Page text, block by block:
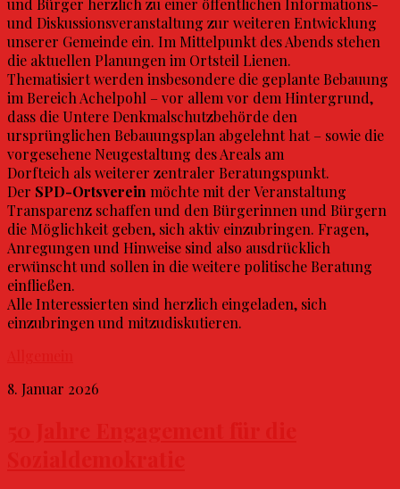
und Bürger herzlich zu einer öffentlichen Informations-
und Diskussionsveranstaltung zur weiteren Entwicklung
unserer Gemeinde ein. Im Mittelpunkt des Abends stehen
die aktuellen Planungen im Ortsteil Lienen.
Thematisiert werden insbesondere die geplante Bebauung
im Bereich Achelpohl – vor allem vor dem Hintergrund,
dass die Untere Denkmalschutzbehörde den
ursprünglichen Bebauungsplan abgelehnt hat – sowie die
vorgesehene Neugestaltung des Areals am
Dorfteich als weiterer zentraler Beratungspunkt.
Der SPD-Ortsverein möchte mit der Veranstaltung
Transparenz schaffen und den Bürgerinnen und Bürgern
die Möglichkeit geben, sich aktiv einzubringen. Fragen,
Anregungen und Hinweise sind also ausdrücklich
erwünscht und sollen in die weitere politische Beratung
einfließen.
Alle Interessierten sind herzlich eingeladen, sich
einzubringen und mitzudiskutieren.
8. Januar 2026